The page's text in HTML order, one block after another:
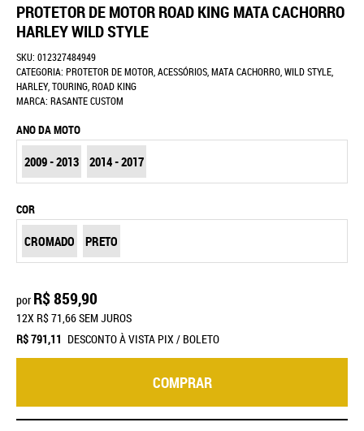
PROTETOR DE MOTOR ROAD KING MATA CACHORRO
HARLEY WILD STYLE
SKU: 012327484949
CATEGORIA: PROTETOR DE MOTOR ACESSÓRIOS MATA CACHORRO WILD STYLE
HARLEY, TOURING ROAD KING
MARCA: RASANTE CUSTOM
ANO DA MOTO
2009 - 2013 2014 - 2017
COR
CROMADO PRETO
por R$ 859,90
R$ 791,11 DESCONTO À VISTA PIX / BOLETO
12X R$ 71,66SEM JUROS
COMPRAR